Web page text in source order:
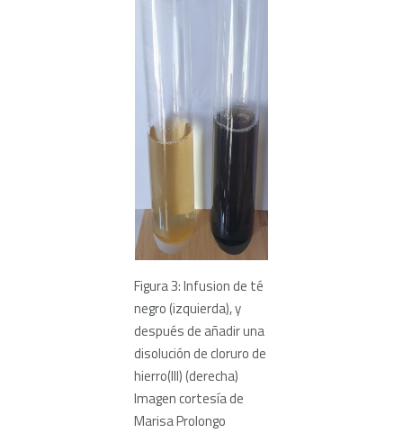
Figura 3: Infusion de té
negro (izquierda), y
después de añadir una
disolución de cloruro de
hierro(III) (derecha)
Imagen cortesía de
Marisa Prolongo